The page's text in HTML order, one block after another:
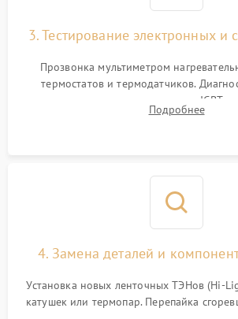
3. Тестирование электронных и
Прозвонка мультиметром
термостатов и термодатчиков.
модуля, реле, диодных мостов и IGBT-
индукции). Проверка кранов и газ-
Подробнее
4. Замена деталей и
Установка новых ленточных ТЭНов (Hi-
катушек или термопар. Перепайка